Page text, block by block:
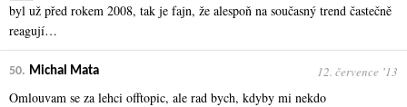
byl už před rokem 2008, tak je fajn, že alespoň na současný trend častečně
reagují…
50. Michal Mata 12. července ʼ13
Omlouvam se za lehci offtopic, ale rad bych, kdyby mi nekdo